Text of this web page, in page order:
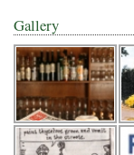
Gallery